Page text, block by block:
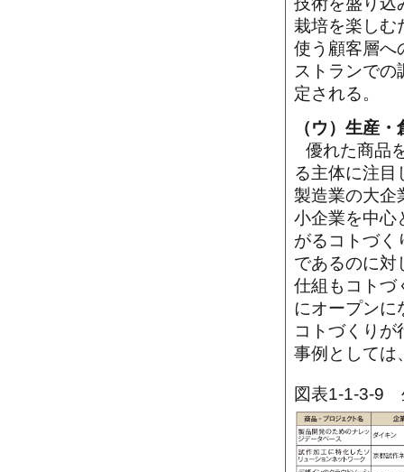
栽培を楽しむ
使う顧客層へ
ストランで
定される。
（ウ）生産
優れた商品
る主体に注目
製造業の大企
小企業を中心
がるコトづく
であるのに対
仕組もコトづ
にオープンに
コトづくり
事例としては
図表1-1-3-9